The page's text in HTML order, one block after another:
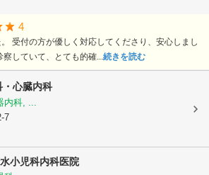
4
受付の方が優しく対応してくださり、安心しまし
していて、とても的確... 続きを読む
・心臓内科
科, ...
7
小児科内科医院